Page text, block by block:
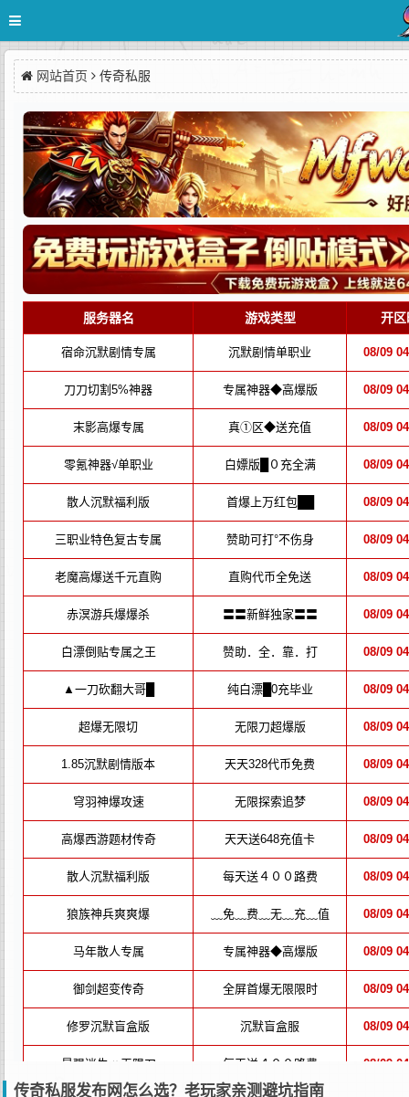
网站首页 传奇私服
传奇私服发布网怎么选？老玩家亲测避坑指南